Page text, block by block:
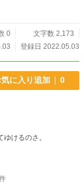
0
文字数 2,173
登録日 2022.05.03
気に入り追加 0
生きてゆけるのさ。